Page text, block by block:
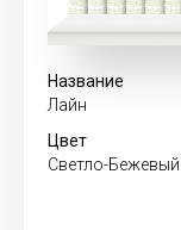
Название
Лайн
Цвет
Светло-Бежевый